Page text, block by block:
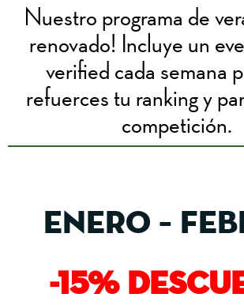
Nuestro programa de
renovado! Incluye un
verified cada semana
refuerces tu ranking y
competición.
Enero –
-15%